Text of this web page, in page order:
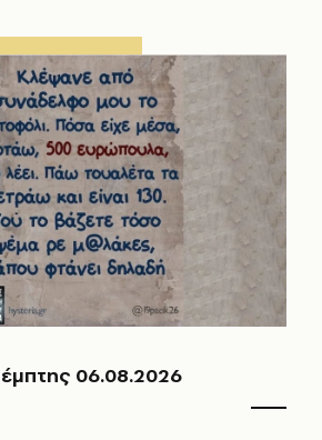
06.08.2026